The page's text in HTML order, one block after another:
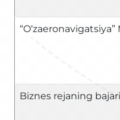
Biznes rejaning